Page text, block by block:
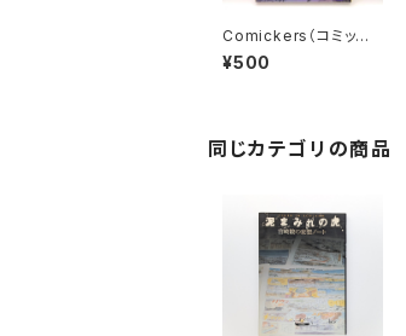
Comickers（コミッカ
ーズ） 1997年4月
号 特集：描くために読
¥500
同じカテゴリの商品